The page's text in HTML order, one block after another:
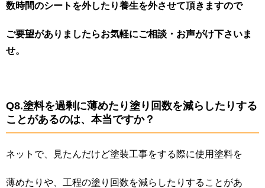
数時間のシートを外したり養生を外させて頂きますので
ご要望がありましたらお気軽にご相談・お声がけ下さいま
せ。
Q8.塗料を過剰に薄めたり塗り回数を減らしたりする
ことがあるのは、本当ですか？
ネットで、見たんだけど塗装工事をする際に使用塗料を
薄めたりや、工程の塗り回数を減らしたりすることがあ